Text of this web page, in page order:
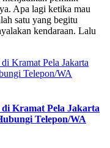
Apa lagi ketika mau
satu yang begitu
kendaraan. Lalu
Kramat Pela Jakarta
Telepon/WA